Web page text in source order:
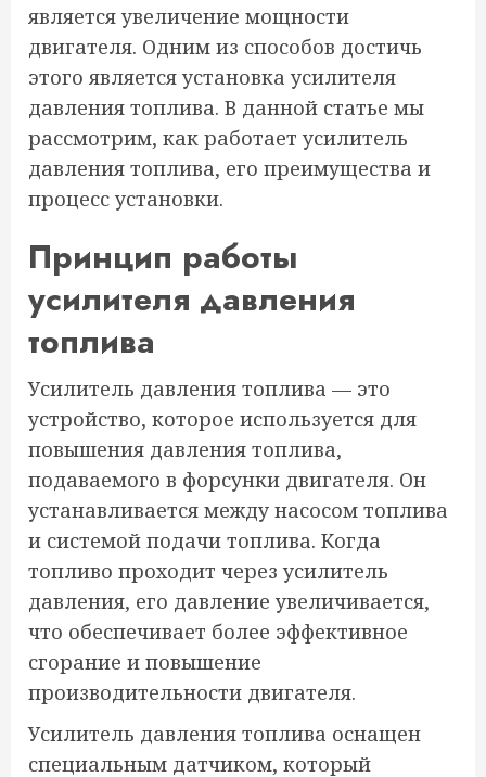
является увеличение мощности
двигателя. Одним из способов достичь
этого является установка усилителя
давления топлива. В данной статье мы
рассмотрим, как работает усилитель
давления топлива, его преимущества и
процесс установки.
Принцип работы
усилителя давления
топлива
Усилитель давления топлива — это
устройство, которое используется для
повышения давления топлива,
подаваемого в форсунки двигателя. Он
устанавливается между насосом топлива
и системой подачи топлива. Когда
топливо проходит через усилитель
давления, его давление увеличивается,
что обеспечивает более эффективное
сгорание и повышение
производительности двигателя.
Усилитель давления топлива оснащен
специальным датчиком, который